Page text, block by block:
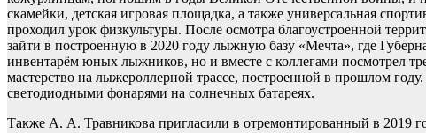
скамейки, детская игровая площадка, а также универсальная
проходил урок физкультуры. После осмотра благоустроенной
зайти в построенную в 2020 году лыжную базу «Мечта», где
инвентарём юных лыжников, но и вместе с коллегами посмотрел
мастерство на лыжероллерной трассе, построенной в прошлом
светодиодными фонарями на солнечных батареях.
Также А. А. Травникова пригласили в отремонтированный в 2019